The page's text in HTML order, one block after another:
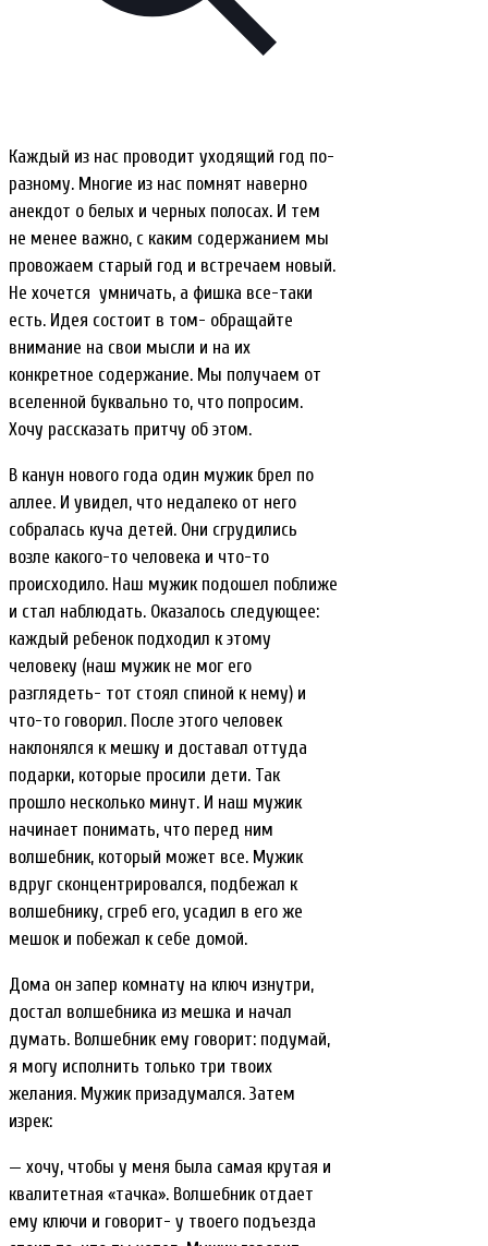
Каждый из нас проводит уходящий год по-
разному. Многие из нас помнят наверно
анекдот о белых и черных полосах. И тем
не менее важно, с каким содержанием мы
провожаем старый год и встречаем новый.
Не хочется умничать, а фишка все-таки
есть. Идея состоит в том- обращайте
внимание на свои мысли и на их
конкретное содержание. Мы получаем от
вселенной буквально то, что попросим.
Хочу рассказать притчу об этом.
В канун нового года один мужик брел по
аллее. И увидел, что недалеко от него
собралась куча детей. Они сгрудились
возле какого-то человека и что-то
происходило. Наш мужик подошел поближе
и стал наблюдать. Оказалось следующее:
каждый ребенок подходил к этому
человеку (наш мужик не мог его
разглядеть- тот стоял спиной к нему) и
что-то говорил. После этого человек
наклонялся к мешку и доставал оттуда
подарки, которые просили дети. Так
прошло несколько минут. И наш мужик
начинает понимать, что перед ним
волшебник, который может все. Мужик
вдруг сконцентрировался, подбежал к
волшебнику, сгреб его, усадил в его же
мешок и побежал к себе домой.
Дома он запер комнату на ключ изнутри,
достал волшебника из мешка и начал
думать. Волшебник ему говорит: подумай,
я могу исполнить только три твоих
желания. Мужик призадумался. Затем
изрек:
— хочу, чтобы у меня была самая крутая и
квалитетная «тачка». Волшебник отдает
ему ключи и говорит- у твоего подъезда